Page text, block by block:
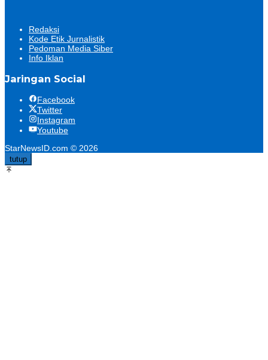
Redaksi
Kode Etik Jurnalistik
Pedoman Media Siber
Info Iklan
Jaringan Social
Facebook
Twitter
Instagram
Youtube
StarNewsID.com © 2026
tutup